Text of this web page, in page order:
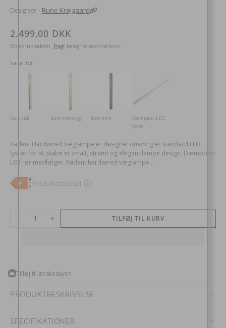
Designer - Rune Krøjgaard
Normalpris
2.499,00 DKK
Moms inkluderet. Fragt beregnes ved checkout.
Varianter
Kort stål Kort messing Kort sort
Dæmpbar LED
lysrør
Radent Hardwired væglampe er designet omkring et standard LED
lysrør for at skabe et smalt, stramt og elegant lampe design. Dæmpbart
LED rør medfølger. Radent hardwired væglampe...
Reducer
hvid
Øg
antal
hvid
TILFØJ TIL KURV
Tilføj til ønskeskyen
PRODUKTBESKRIVELSE
SPECIFIKATIONER